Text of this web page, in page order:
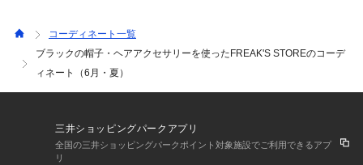
コーディネート一覧
ブラックの帽子・ヘアアクセサリーを使ったFREAK'S STOREのコーデ
ィネート（6月・夏）
三井ショッピングパークアプリ
全国の三井ショッピングパークポイント対象施設でご利用できるアプ
リ